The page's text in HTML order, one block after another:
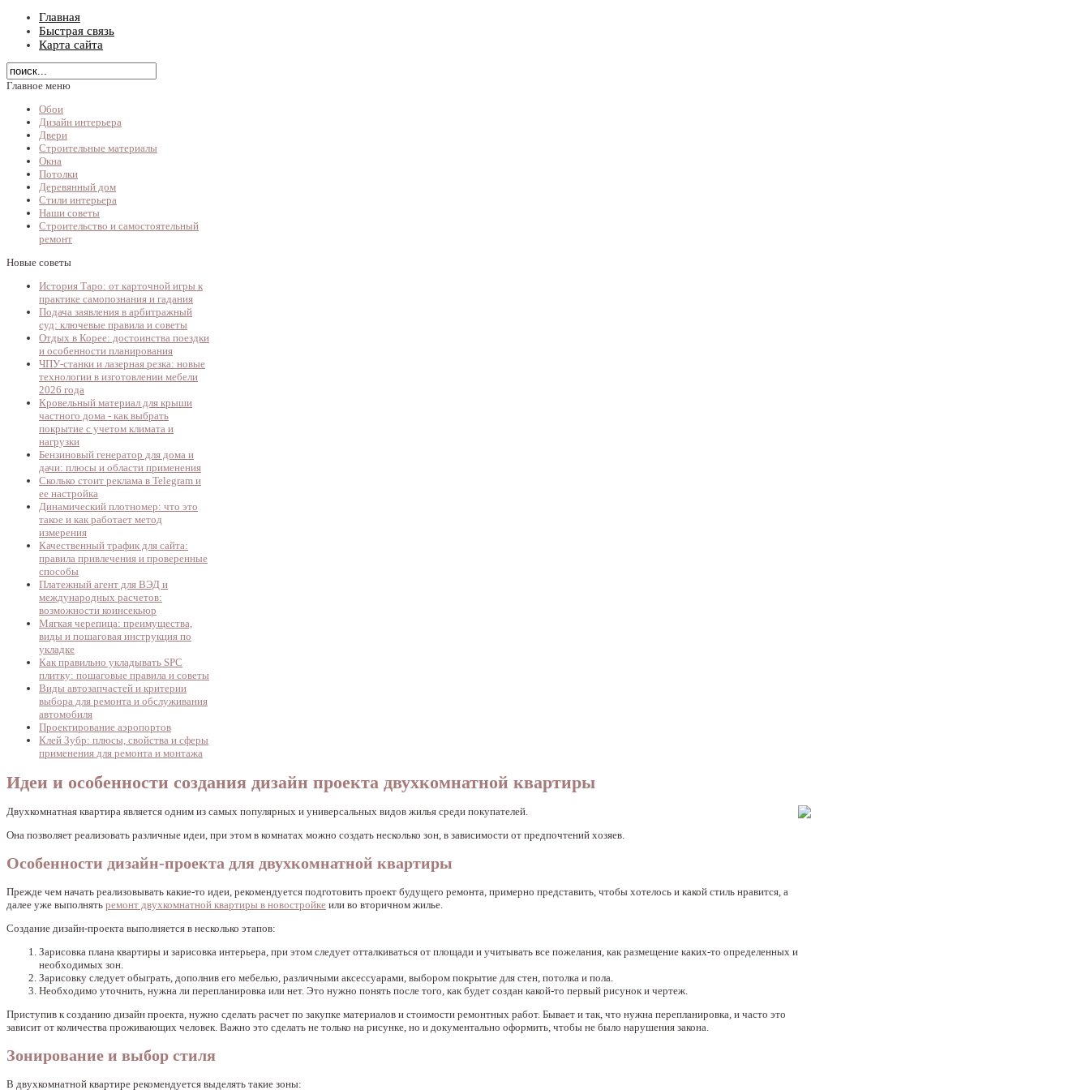
Главная
Быстрая связь
Карта сайта
Главное меню
Обои
Дизайн интерьера
Двери
Строительные материалы
Окна
Потолки
Деревянный дом
Стили интерьера
Наши советы
Строительство и самостоятельный
ремонт
Новые советы
История Таро: от карточной игры к
практике самопознания и гадания
Подача заявления в арбитражный
суд: ключевые правила и советы
Отдых в Корее: достоинства поездки
и особенности планирования
ЧПУ-станки и лазерная резка: новые
технологии в изготовлении мебели
2026 года
Кровельный материал для крыши
частного дома - как выбрать
покрытие с учетом климата и
нагрузки
Бензиновый генератор для дома и
дачи: плюсы и области применения
Сколько стоит реклама в Telegram и
ее настройка
Динамический плотномер: что это
такое и как работает метод
измерения
Качественный трафик для сайта:
правила привлечения и проверенные
способы
Платежный агент для ВЭД и
международных расчетов:
возможности коинсекьюр
Мягкая черепица: преимущества,
виды и пошаговая инструкция по
укладке
Как правильно укладывать SPC
плитку: пошаговые правила и советы
Виды автозапчастей и критерии
выбора для ремонта и обслуживания
автомобиля
Проектирование аэропортов
Клей Зубр: плюсы, свойства и сферы
применения для ремонта и монтажа
Идеи и особенности создания дизайн проекта двухкомнатной квартиры
Двухкомнатная квартира является одним из самых популярных и универсальных видов жилья среди покупателей.
Она позволяет реализовать различные идеи, при этом в комнатах можно создать несколько зон, в зависимости от предпочтений хозяев.
Особенности дизайн-проекта для двухкомнатной квартиры
Прежде чем начать реализовывать какие-то идеи, рекомендуется подготовить проект будущего ремонта, примерно представить, чтобы хотелось и какой стиль нравится, а
далее уже выполнять ремонт двухкомнатной квартиры в новостройке или во вторичном жилье.
Создание дизайн-проекта выполняется в несколько этапов:
Зарисовка плана квартиры и зарисовка интерьера, при этом следует отталкиваться от площади и учитывать все пожелания, как размещение каких-то определенных и
необходимых зон.
Зарисовку следует обыграть, дополнив его мебелью, различными аксессуарами, выбором покрытие для стен, потолка и пола.
Необходимо уточнить, нужна ли перепланировка или нет. Это нужно понять после того, как будет создан какой-то первый рисунок и чертеж.
Приступив к созданию дизайн проекта, нужно сделать расчет по закупке материалов и стоимости ремонтных работ. Бывает и так, что нужна перепланировка, и часто это
зависит от количества проживающих человек. Важно это сделать не только на рисунке, но и документально оформить, чтобы не было нарушения закона.
Зонирование и выбор стиля
В двухкомнатной квартире рекомендуется выделять такие зоны: